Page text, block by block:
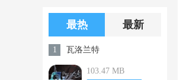
限钻石
最热 最新
1 瓦洛兰特
103.47 MB